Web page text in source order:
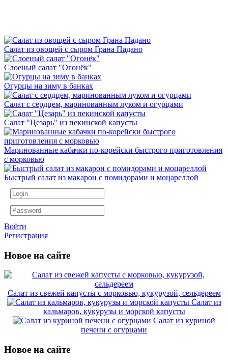
Салат из овощей с сыром Грана Падано
Слоеный салат "Огонёк"
Огурцы на зиму в банках
Салат с сердцем, маринованным луком и огурцами
Салат "Цезарь" из пекинской капусты
Маринованные кабачки по-корейски быстрого приготовления
с морковью
Быстрый салат из макарон с помидорами и моцареллой
Войти
Регистрация
Новое на сайте
Салат из свежей капусты с морковью, кукурузой, сельдереем
Салат из
кальмаров, кукурузы и морской капусты
Салат из куриной
печени с огурцами
Новое на сайте